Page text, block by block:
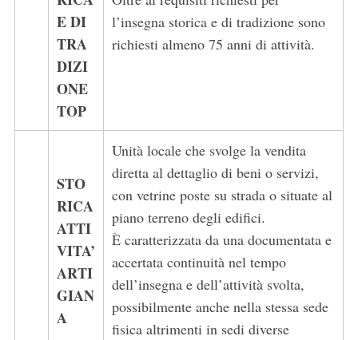
E DI
TRA
DIZI
ONE
TOP
l’insegna storica e di tradizione sono
richiesti almeno 75 anni di attività.
STO
RICA
ATTI
VITA’
ARTI
GIAN
A
Unità locale che svolge la vendita
diretta al dettaglio di beni o servizi,
con vetrine poste su strada o situate al
piano terreno degli edifici.
È caratterizzata da una documentata e
accertata continuità nel tempo
dell’insegna e dell’attività svolta,
possibilmente anche nella stessa sede
fisica altrimenti in sedi diverse